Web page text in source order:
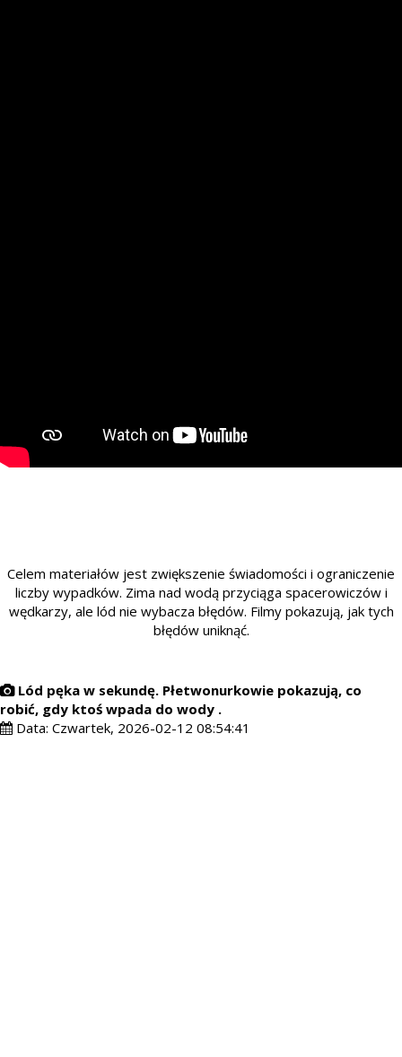
Celem materiałów jest zwiększenie świadomości i ograniczenie
liczby wypadków. Zima nad wodą przyciąga spacerowiczów i
wędkarzy, ale lód nie wybacza błędów. Filmy pokazują, jak tych
błędów uniknąć.
Lód pęka w sekundę. Płetwonurkowie pokazują, co
robić, gdy ktoś wpada do wody .
Data: Czwartek, 2026-02-12 08:54:41